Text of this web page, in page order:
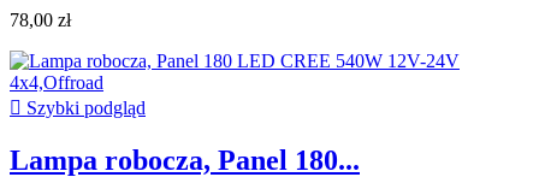
78,00 zł
 Szybki podgląd
Lampa robocza, Panel 180...